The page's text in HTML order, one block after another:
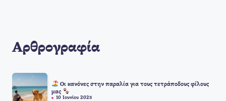
Αρθρογραφία
Οι κανόνες στην παραλία για τους τετράποδους φίλους
μας
10 Ιουνίου 2025